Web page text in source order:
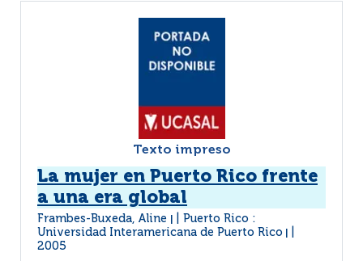
Texto impreso
La mujer en Puerto Rico frente
a una era global
Frambes-Buxeda, Aline
Puerto Rico :
Universidad Interamericana de Puerto Rico
2005